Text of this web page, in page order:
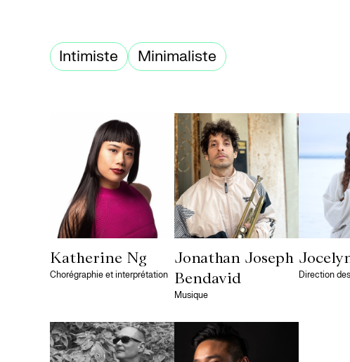
Intimiste Minimaliste
Katherine Ng
Chorégraphie et interprétation
Jonathan Joseph
Bendavid
Musique
Direction